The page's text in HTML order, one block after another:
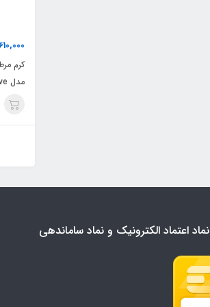
کرم
مدل Sensitive
نماد اعتماد الکترونیک و نماد ساماندهی